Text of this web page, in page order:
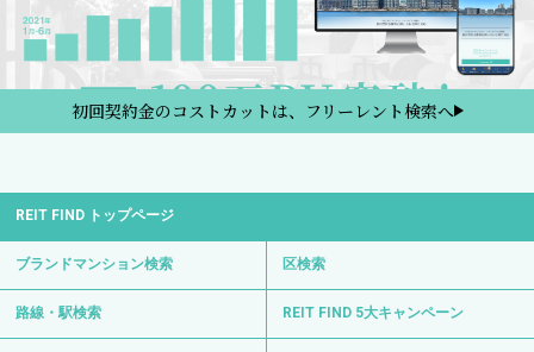
初回契約金のコストカットは、フリーレント検索へ
REIT FIND トップページ
ブランドマンション検索 区検索
路線・駅検索 REIT FIND 5大キャンペーン